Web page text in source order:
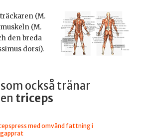
(M.
(M.
den breda
dorsi).
också tränar
triceps
med omvänd fattning i